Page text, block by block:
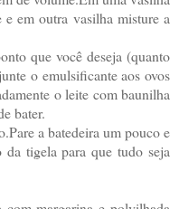
em outra vasilha misture a
que você deseja (quanto
o emulsificante aos ovos
o leite com baunilha
bater.
a batedeira um pouco e
tigela para que tudo seja